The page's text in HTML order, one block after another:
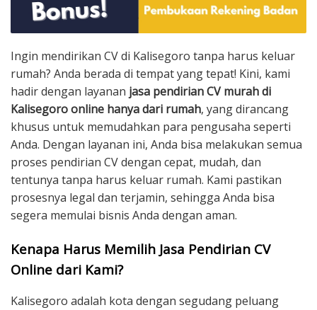
Ingin mendirikan CV di Kalisegoro tanpa harus keluar
rumah? Anda berada di tempat yang tepat! Kini, kami
hadir dengan layanan jasa pendirian CV murah di
Kalisegoro online hanya dari rumah, yang dirancang
khusus untuk memudahkan para pengusaha seperti
Anda. Dengan layanan ini, Anda bisa melakukan semua
proses pendirian CV dengan cepat, mudah, dan
tentunya tanpa harus keluar rumah. Kami pastikan
prosesnya legal dan terjamin, sehingga Anda bisa
segera memulai bisnis Anda dengan aman.
Kenapa Harus Memilih Jasa Pendirian CV
Online dari Kami?
Kalisegoro adalah kota dengan segudang peluang